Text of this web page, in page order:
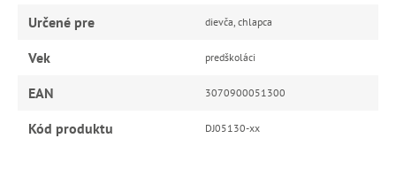
Určené pre dievča, chlapca
Vek predškoláci
EAN 3070900051300
Kód produktu DJ05130-xx